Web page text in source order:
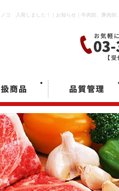
入荷しました！｜お知らせ｜牛肉卸、豚肉卸